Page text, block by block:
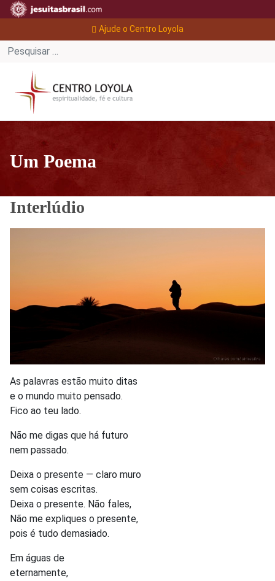
Ajude o Centro Loyola
Um Poema
Interlúdio
As palavras estão muito ditas
e o mundo muito pensado.
Fico ao teu lado.
Não me digas que há futuro
nem passado.
Deixa o presente — claro muro
sem coisas escritas.
Deixa o presente. Não fales,
Não me expliques o presente,
pois é tudo demasiado.
Em águas de
eternamente,